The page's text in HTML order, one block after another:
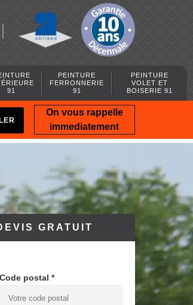
91
PEINTURE
FERRONNERIE
91
PEINTURE
VOLET ET
BOISERIE 91
On vous rappelle
immediatement
GRATUIT
Code postal *